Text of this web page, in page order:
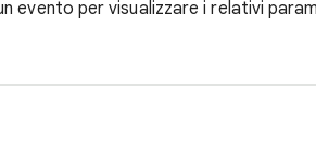
evento per visualizzare i relativi